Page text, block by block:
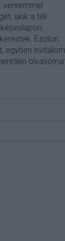
versemmel
akik a téli
Ezúton
egyben invitálom